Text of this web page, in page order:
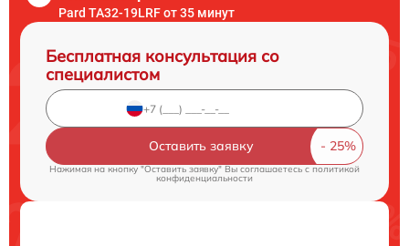
Pard TA32-19LRF от 35 минут
Бесплатная консультация со
специалистом
Оставить заявку
Нажимая на кнопку "Оставить заявку" Вы соглашаетесь c политикой
конфиденциальности